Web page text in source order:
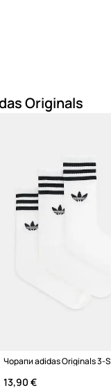
Originals
13,90 €